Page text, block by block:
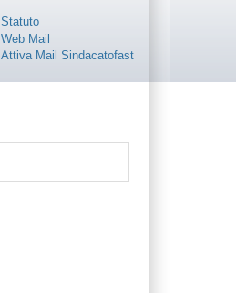
Statuto
Web Mail
Attiva Mail Sindacatofast